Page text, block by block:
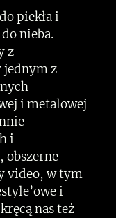
piekła i
nieba.
z
jednym z
i metalowej
i
obszerne
video, w tym
i
nas też